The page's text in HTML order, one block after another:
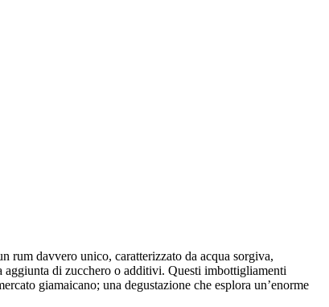
rum davvero unico, caratterizzato da acqua sorgiva,
di zucchero o additivi. Questi imbottigliamenti
giamaicano; una degustazione che esplora un’enorme